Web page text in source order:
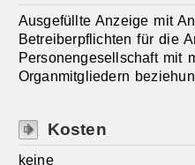
Ausgefüllte Anzeige mit
Betreiberpflichten für die
Personengesellschaft mit
Organmitgliedern
Kosten
keine